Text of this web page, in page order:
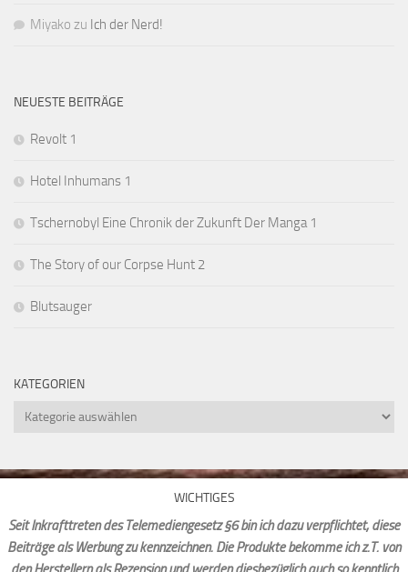
Miyako zu Ich der Nerd!
NEUESTE BEITRÄGE
Revolt 1
Hotel Inhumans 1
Tschernobyl Eine Chronik der Zukunft Der Manga 1
The Story of our Corpse Hunt 2
Blutsauger
KATEGORIEN
Kategorien
WICHTIGES
Seit Inkrafttreten des Telemediengesetz §6 bin ich dazu verpflichtet, diese
Beiträge als Werbung zu kennzeichnen. Die Produkte bekomme ich z.T. von